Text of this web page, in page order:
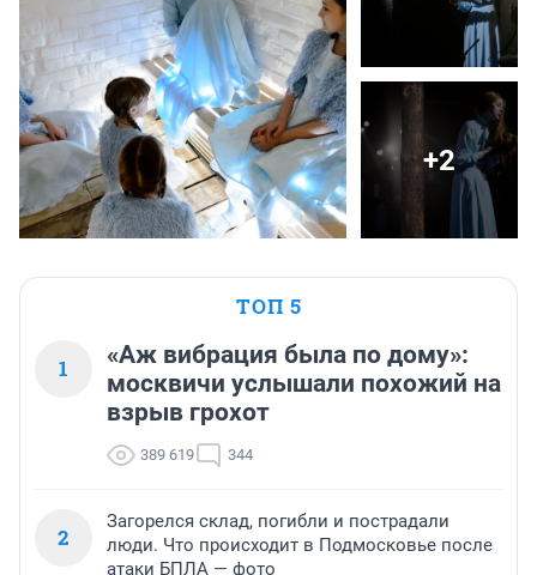
+2
ТОП 5
1
«Аж вибрация была по дому»:
москвичи услышали похожий на
взрыв грохот
389 619 344
2
Загорелся склад, погибли и пострадали
люди. Что происходит в Подмосковье после
атаки БПЛА — фото